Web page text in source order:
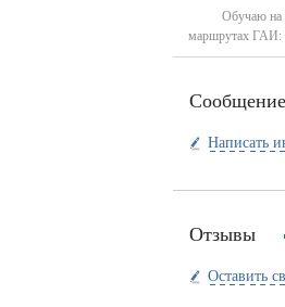
Обучаю на
маршрутах ГАИ:
Сообщение
Написать
Отзывы
Оставить